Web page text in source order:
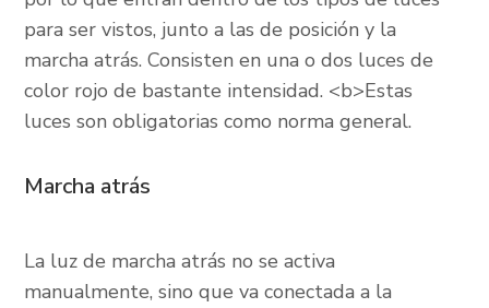
para ser vistos, junto a las de posición y la
marcha atrás. Consisten en una o dos luces de
color rojo de bastante intensidad. <b>Estas
luces son obligatorias como norma general.
Marcha atrás
La luz de marcha atrás no se activa
manualmente, sino que va conectada a la